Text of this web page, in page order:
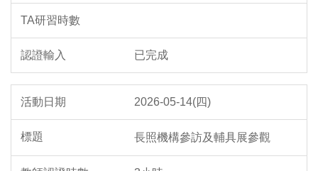
已完成
2026-05-14(四)
長照機構參訪及輔具展參觀